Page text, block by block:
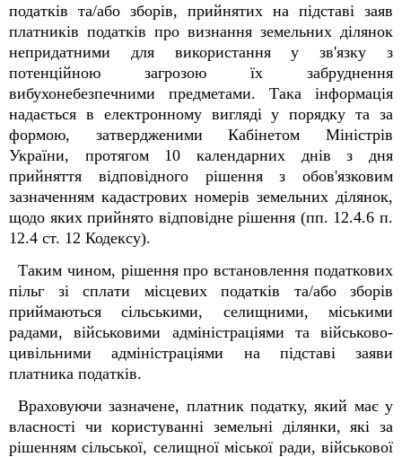
податків та/або зборів, прийнятих на підставі заяв
платників податків про визнання земельних ділянок
непридатними для використання у зв'язку з
потенційною загрозою їх забруднення
вибухонебезпечними предметами. Така інформація
надається в електронному вигляді у порядку та за
формою, затвердженими Кабінетом Міністрів
України, протягом 10 календарних днів з дня
прийняття відповідного рішення з обов'язковим
зазначенням кадастрових номерів земельних ділянок,
щодо яких прийнято відповідне рішення (пп. 12.4.6 п.
12.4 ст. 12 Кодексу).
Таким чином, рішення про встановлення податкових
пільг зі сплати місцевих податків та/або зборів
приймаються сільськими, селищними, міськими
радами, військовими адміністраціями та військово-
цивільними адміністраціями на підставі заяви
платника податків.
Враховуючи зазначене, платник податку, який має у
власності чи користуванні земельні ділянки, які за
рішенням сільської, селищної міської ради, військової